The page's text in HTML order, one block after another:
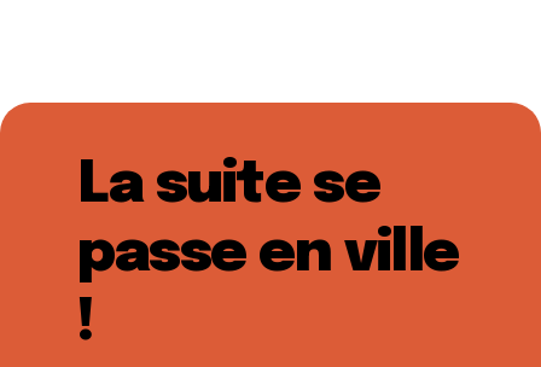
La suite se
passe en ville
!